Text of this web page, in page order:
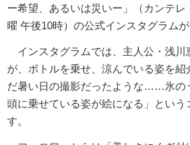
ー希望、あるいは災いー」（カンテレ
曜 午後10時）の公式インスタグラムが
インスタグラムでは、主人公・浅川
が、ボトルを乗せ、涼んでいる姿を紹
だ暑い日の撮影だったような……氷の
頭に乗せている姿が絵になる」という
す。